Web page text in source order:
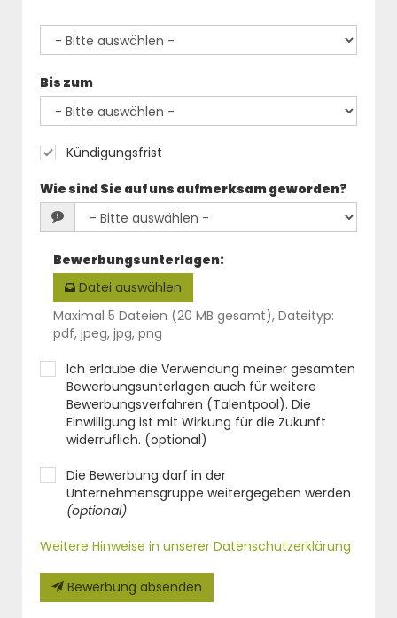
Bis zum
Kündigungsfrist
Wie sind Sie auf uns aufmerksam geworden?
Bewerbungsunterlagen:
Datei auswählen
Maximal 5 Dateien (20 MB gesamt), Dateityp:
pdf, jpeg, jpg, png
Ich erlaube die Verwendung meiner gesamten
Bewerbungsunterlagen auch für weitere
Bewerbungsverfahren (Talentpool). Die
Einwilligung ist mit Wirkung für die Zukunft
widerruflich. (optional)
Die Bewerbung darf in der
Unternehmensgruppe weitergegeben werden
(optional)
Weitere Hinweise in unserer Datenschutzerklärung
Bewerbung absenden